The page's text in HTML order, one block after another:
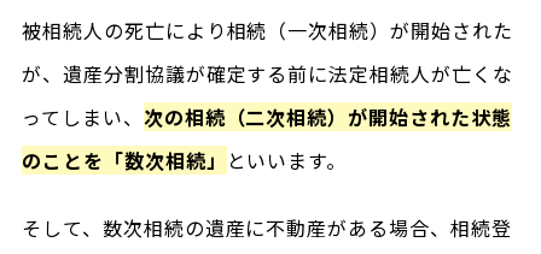
被相続人の死亡により相続（一次相続）が開始された
が、遺産分割協議が確定する前に法定相続人が亡くな
ってしまい、 次の相続（二次相続）が開始された状態
のことを「数次相続」 といいます。
そして、数次相続の遺産に不動産がある場合、相続登